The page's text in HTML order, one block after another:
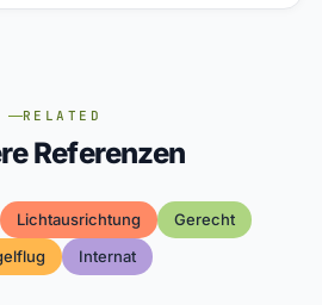
RELATED
Referenzen
Lichtausrichtung
Gerecht
Internat